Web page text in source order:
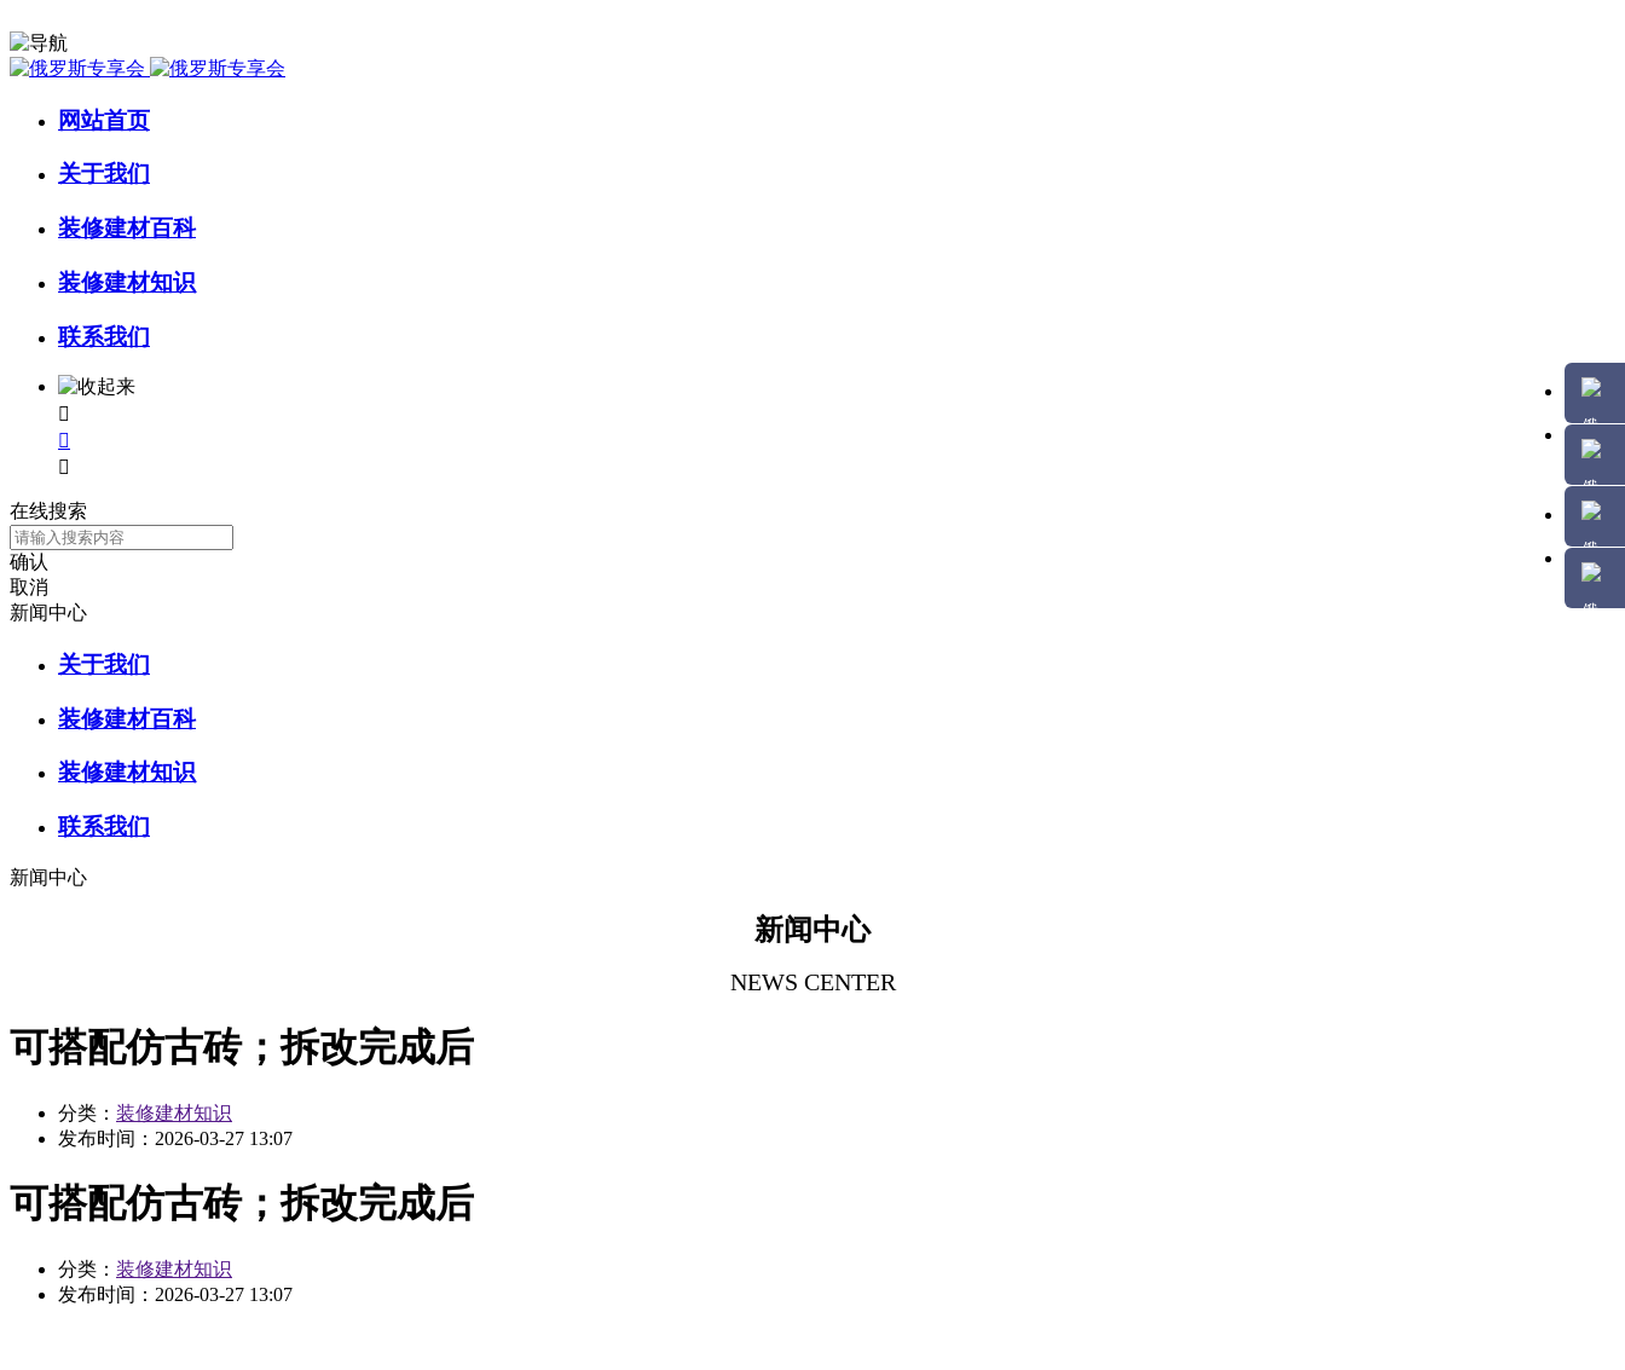
网站首页
关于我们
装修建材百科
装修建材知识
联系我们



在线搜索
确认
取消
新闻中心
关于我们
装修建材百科
装修建材知识
联系我们
新闻中心
新闻中心
NEWS CENTER
可搭配仿古砖；拆改完成后
分类： 装修建材知识
发布时间： 2026-03-27 13:07
可搭配仿古砖；拆改完成后
分类： 装修建材知识
发布时间： 2026-03-27 13:07